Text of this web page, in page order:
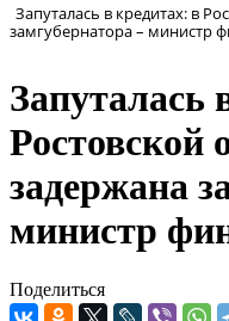
Запуталась в кредитах: в
замгубернатора – министр
Запуталась
Ростовской
задержана
министр
Поделиться